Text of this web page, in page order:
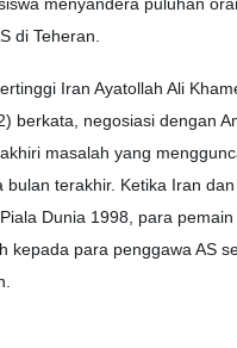
di Teheran.
Iran Ayatollah Ali
berkata, negosiasi dengan
masalah yang
bulan terakhir. Ketika Iran
Dunia 1998, para
kepada para penggawa AS